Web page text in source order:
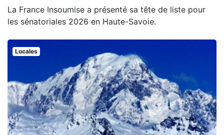
La France Insoumise a présenté sa tête de liste pour
les sénatoriales 2026 en Haute-Savoie.
Locales